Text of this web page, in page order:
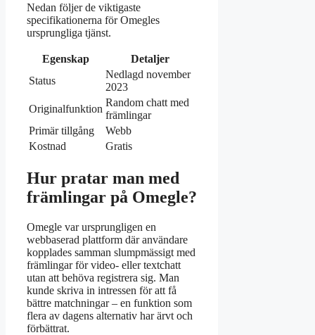
Nedan följer de viktigaste
specifikationerna för Omegles
ursprungliga tjänst.
Egenskap
Detaljer
Status
Nedlagd november
2023
Originalfunktion
Random chatt med
främlingar
Primär tillgång
Webb
Kostnad
Gratis
Hur pratar man med
främlingar på Omegle?
Omegle var ursprungligen en
webbaserad plattform där användare
kopplades samman slumpmässigt med
främlingar för video- eller textchatt
utan att behöva registrera sig. Man
kunde skriva in intressen för att få
bättre matchningar – en funktion som
flera av dagens alternativ har ärvt och
förbättrat.